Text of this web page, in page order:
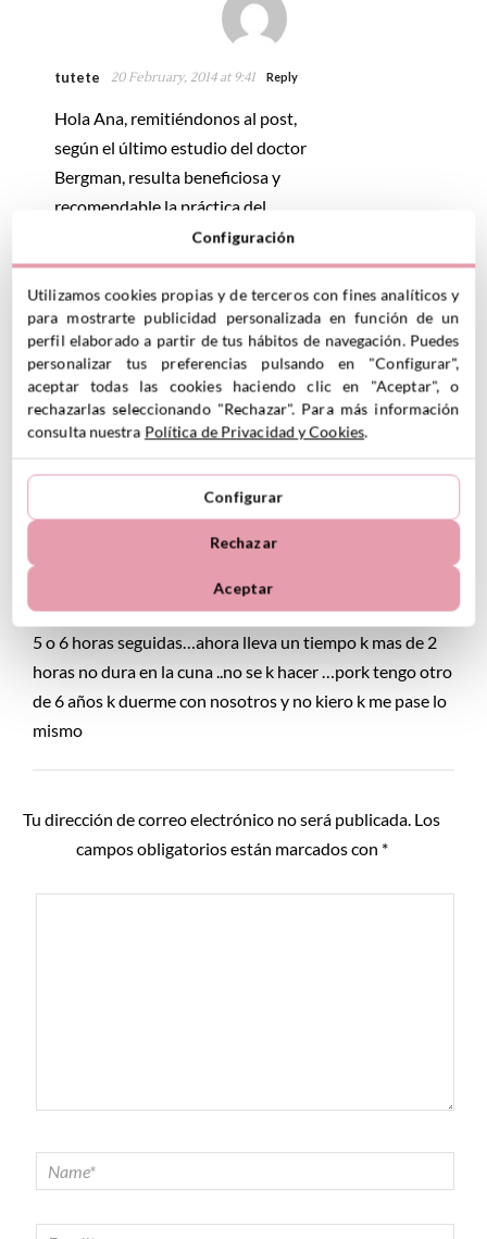
tutete 20 February, 2014 at 9:41 Reply
Hola Ana, remitiéndonos al post,
según el último estudio del doctor
Bergman, resulta beneficiosa y
recomendable la práctica del
colecho para los peques hasta los
3 años. Hay distintas corrientes y
distintas formas de entender la
práctica y de llevarla a cabo.
Desde aquí animamos a otras
mamás que nos leen a que te
comenten, sus experiencias y
puntos de vista
Un abrazo!
Tamara
Mi niña tiene 6 meses y toma pecho ,al principio dormia
5 o 6 horas seguidas…ahora lleva un tiempo k mas de 2
horas no dura en la cuna ..no se k hacer …pork tengo otro
de 6 años k duerme con nosotros y no kiero k me pase lo
mismo
Tu dirección de correo electrónico no será publicada. Los
campos obligatorios están marcados con *
Configuración
Utilizamos cookies propias y de terceros con fines analíticos y
para mostrarte publicidad personalizada en función de un
perfil elaborado a partir de tus hábitos de navegación. Puedes
personalizar tus preferencias pulsando en "Configurar",
aceptar todas las cookies haciendo clic en "Aceptar", o
rechazarlas seleccionando "Rechazar". Para más información
consulta nuestra Política de Privacidad y Cookies.
Configurar
Rechazar
Aceptar